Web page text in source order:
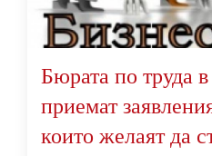
Бюрата по труда в
приемат
които желаят да